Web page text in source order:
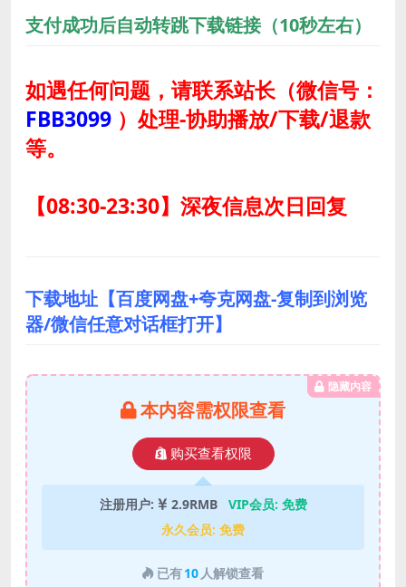
支付成功后自动转跳下载链接（10秒左右）
如遇任何问题，请联系站长（微信号：
FBB3099 ） 处理-协助播放/下载/退款
等。
【08:30-23:30】深夜信息次日回复
下载地址【百度网盘+夸克网盘-复制到浏览
器/微信任意对话框打开】
隐藏内容
本内容需权限查看
购买查看权限
注册用户: 2.9RMB VIP会员: 免费
永久会员: 免费
已有10 人解锁查看